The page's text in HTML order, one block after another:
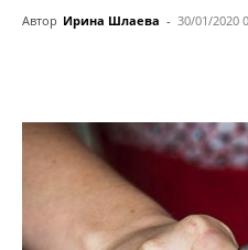
Автор Ирина Шлаева - 30/01/2020